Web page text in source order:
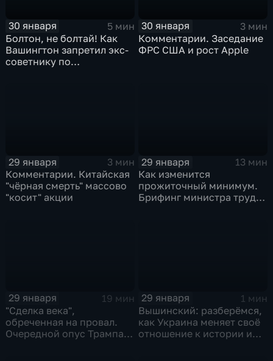
30 января
5 мин
Болтон, не болтай! Как
Вашингтон запретил экс-
советнику по
30 января
3 мин
Комментарии. Заседание
ФРС США и рост Apple
29 января
3 мин
Комментарии. Китайская
"чёрная смерть" массово
"косит" акции
29 января
13 мин
Как изменится
прожиточный минимум.
Брифинг министра труда
29 января
19 мин
"Сделка века",
обреченная на провал.
Очередной опус Трампа.
29 января
1 мин
Вышинский: разберёмся,
как Украина меняет своё
отношение к истории и